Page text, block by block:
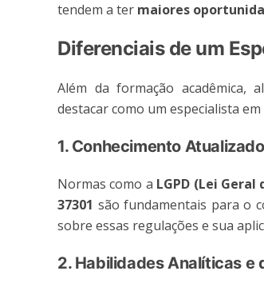
tendem a ter maiores
Diferenciais de um
Além da formação acadêmica,
destacar como um especialista em
1. Conhecimento
Normas como a LGPD (Lei
37301 são fundamentais para o
sobre essas regulações e sua
2. Habilidades Analíticas e